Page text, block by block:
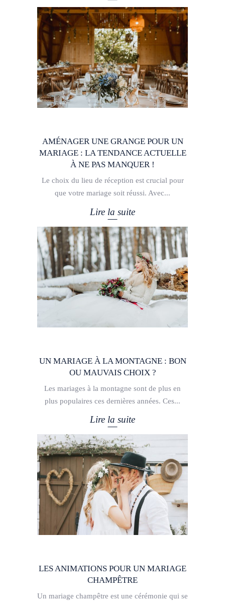
AMÉNAGER UNE GRANGE POUR UN
MARIAGE : LA TENDANCE ACTUELLE
À NE PAS MANQUER !
Le choix du lieu de réception est crucial pour
que votre mariage soit réussi. Avec
Lire la suite
UN MARIAGE À LA MONTAGNE : BON
OU MAUVAIS CHOIX ?
Les mariages à la montagne sont de plus en
plus populaires ces dernières années. Ces
Lire la suite
LES ANIMATIONS POUR UN MARIAGE
CHAMPÊTRE
Un mariage champêtre est une cérémonie qui se